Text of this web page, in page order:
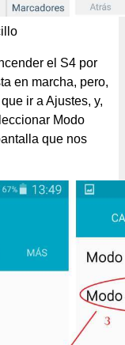
el S4 por
en marcha, pero,
ir a Ajustes, y,
Modo
que nos